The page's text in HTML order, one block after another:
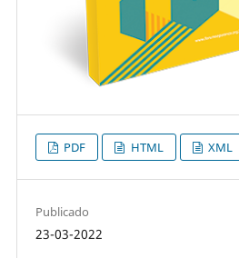
PDF HTML XML
Publicado
23-03-2022